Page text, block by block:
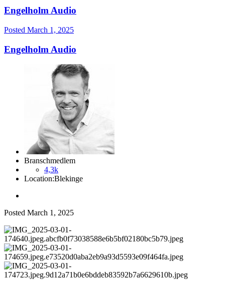
Engelholm Audio
Posted March 1, 2025
Engelholm Audio
Branschmedlem
4,3k
Location:Blekinge
Posted March 1, 2025